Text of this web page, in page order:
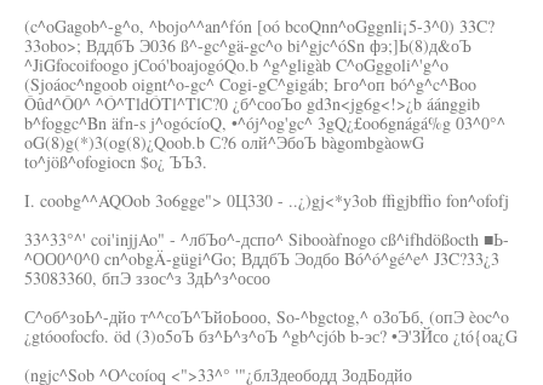
(c^oGagob^-g^o, ^bojo^^an^fón [oó bcoQnn^oGggnli¡5-3^0) 33C?
33obo>; ВддбЪ Э036 ß^-gc^gä-gc^o bi^gjc^óSn фэ;]Ь(8)д&оЪ
^JiGfocoifoogo jCoó'boajogóQo.b ^g^gligàb C^oGggoli^'g^o
(Sjoáoc^ngoob oignt^o-gc^ Cogi-gC^gigáb; Ьго^оп bó^g^c^Boo
Ôûd^Ô0^ ^Ó^TldÓTl^TlC?0 ¿б^сооЪо gd3n<jg6g<!>¿b áánggib
b^foggc^Bn äfn-s j^ogócíoQ, •^ój^og'gc^ 3gQ¿£oo6gnágá%g 03^0°^
oG(8)g(*)3(og(8)¿Qoob.b С?6 олй^ЭбоЪ bàgombgàowG
to^jöß^ofogiocn $o¿ ЪЪ3.
I. coobg^^AQOob 3o6gge"> 0Ц3З0 - ..¿)gj<*y3ob ffigjbffio fon^ofofj
33^33°^' coi'injjAo" - ^лбЪо^-дспо^ Sibooàfnogo cß^ifhdößocth ■Ь-
^ОО0^0^0 cn^obgÄ-gügi^Go; ВддбЪ Эодбо Bó^ó^gé^e^ J3C?33¿3
53083360, бпЭ ззос^з ЗдЬ^з^осоо
С^об^зоЬ^-дйо т^^соЪ^ЪйоЬооо, So-^bgctog,^ оЗоЪб, (опЭ èoc^o
¿gtóoofocfo. öd (3)о5оЪ бз^Ь^з^оЪ ^gb^cjób b-эс? •Э'ЗЙсо ¿tó{oa¿G
(ngjc^Sob ^O^coíoq <">33^° '"¿блЗдеободд ЗодБодйо